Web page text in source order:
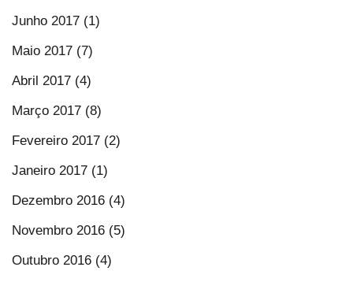
Junho 2017 (1)
Maio 2017 (7)
Abril 2017 (4)
Março 2017 (8)
Fevereiro 2017 (2)
Janeiro 2017 (1)
Dezembro 2016 (4)
Novembro 2016 (5)
Outubro 2016 (4)